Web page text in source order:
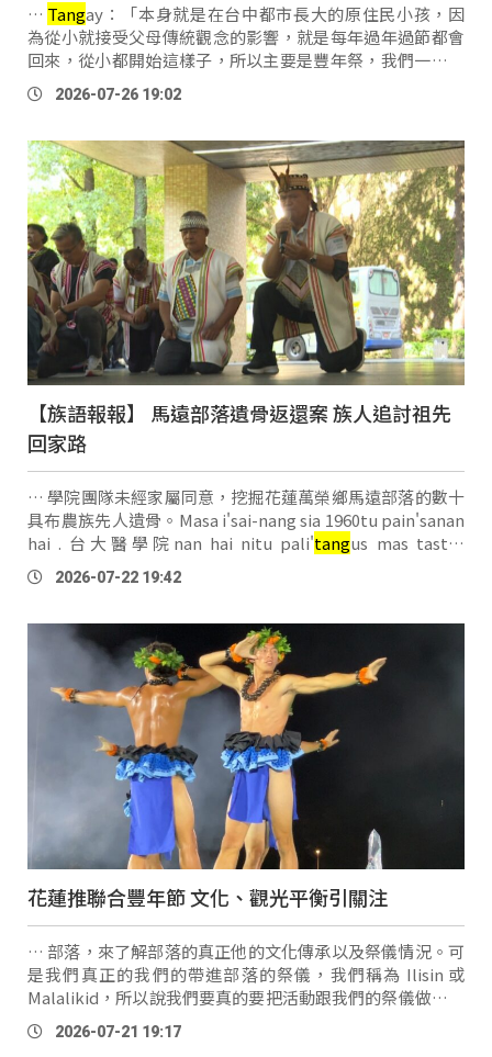
… Tangay：「本身就是在台中都市長大的原住民小孩，因
為從小就接受父母傳統觀念的影響，就是每年過年過節都會
回來，從小都開始這樣子，所以主要是豐年祭，我們一定會
回來參加部落傳統的一些祭典。」 七、八月是花東地區原住
民族各部落最具文化 …
2026-07-26 19:02
【族語報報】 馬遠部落遺骨返還案 族人追討祖先
回家路
… 學院團隊未經家屬同意，挖掘花蓮萬榮鄉馬遠部落的數十
具布農族先人遺骨。Masa i'sai-nang sia 1960tu pain'sanan
hai . 台大醫學院nan hai nitu pali'tangus mas tastu-
lu'mahan at . Kaz'kazun-a sabung si'zaun a mai'tuhnaz
然而，自2017年起，部落族人持續要求馬遠部落遺骨返還並
2026-07-22 19:42
花蓮推聯合豐年節 文化、觀光平衡引關注
… 部落，來了解部落的真正他的文化傳承以及祭儀情況。可
是我們真正的我們的帶進部落的祭儀，我們稱為 Ilisin 或
Malalikid，所以說我們要真的要把活動跟我們的祭儀做一個
分割，不要造就說我們的原住民的活動是一個觀光活動的附
屬物。」 花蓮縣議員
2026-07-21 19:17